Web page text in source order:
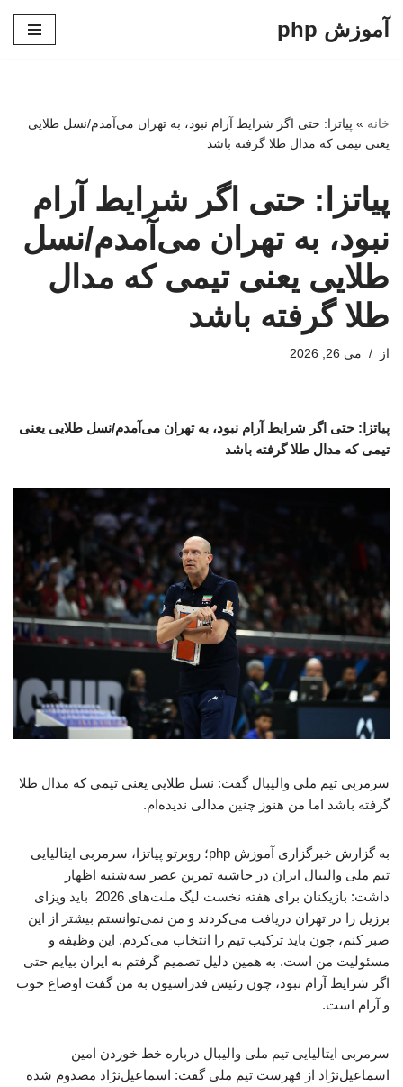
آموزش php
خانه » پیاتزا: حتی اگر شرایط آرام نبود، به تهران می‌آمدم/نسل طلایی
یعنی تیمی که مدال طلا گرفته باشد
پیاتزا: حتی اگر شرایط آرام
نبود، به تهران می‌آمدم/نسل
طلایی یعنی تیمی که مدال
طلا گرفته باشد
از می 26, 2026
پیاتزا: حتی اگر شرایط آرام نبود، به تهران می‌آمدم/نسل طلایی یعنی
تیمی که مدال طلا گرفته باشد
سرمربی تیم ملی والیبال گفت: نسل طلایی یعنی تیمی که مدال طلا
گرفته باشد اما من هنوز چنین مدالی ندیده‌ام.
به گزارش خبرگزاری آموزش php؛ روبرتو پیاتزا، سرمربی ایتالیایی
تیم ملی والیبال ایران در حاشیه تمرین عصر سه‌شنبه اظهار
داشت: بازیکنان برای هفته نخست لیگ ملت‌های 2026 باید ویزای
برزیل را در تهران دریافت می‌کردند و من نمی‌توانستم بیشتر از این
صبر کنم، چون باید ترکیب تیم را انتخاب می‌کردم. این وظیفه و
مسئولیت من است. به همین دلیل تصمیم گرفتم به ایران بیایم حتی
اگر شرایط آرام نبود، چون رئیس فدراسیون به من گفت اوضاع خوب
و آرام است.
سرمربی ایتالیایی تیم ملی والیبال درباره خط خوردن امین
اسماعیل‌نژاد از فهرست تیم ملی گفت: اسماعیل‌نژاد مصدوم شده